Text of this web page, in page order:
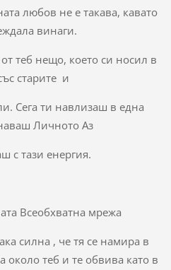
любов не е такава, кавато
винаги.
теб нещо, което си носил в
старите и
Сега ти навлизаш в една
Личното Аз
с тази енергия.
Всеобхватна мрежа
силна , че тя се намира в
около теб и те обвива като в